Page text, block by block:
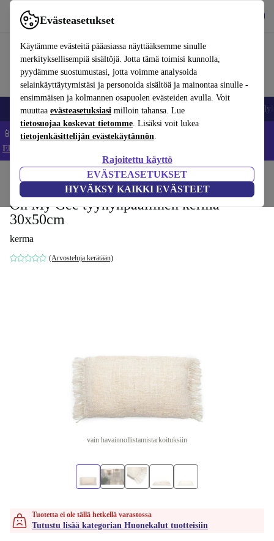
Evästeasetukset
Käytämme evästeitä pääasiassa näyttääksemme sinulle
merkityksellisempiä sisältöjä. Jotta tämä toimisi kunnolla,
pyydämme suostumustasi, jotta voimme analysoida
selainkäyttäytymistäsi ja personoida sisältöä ja mainontaa sinulle -
ensimmäisen ja kolmannen osapuolen evästeiden avulla. Voit
muuttaa evästeasetuksiasi milloin tahansa. Lue
tietosuojaa koskevat tietomme. Lisäksi voit lukea
tietojenkäsittelijän evästekäytännön.
Rajoitettu käyttö
EVÄSTEASETUKSET
HYVÄKSY KAIKKI EVÄSTEET
Käytä refurbed-palvelua nopeasti ja helposti
Matkapuhelimet ja älypuhelimet Kannettavat tietokoneet
📱 Säästä 5 % LISÄÄ iPhoneista – Koodi: IPHONEDEAL –
Ehdot ja säännöt
Huonekalut
Oh My Gee tyynynpäällinen kerma
30x50cm
kerma
(Arvosteluja kerätään)
vain havainnollistamistarkoituksiin
Tuotetta ei ole tällä hetkellä varastossa
Tutustu lisää kategorian Huonekalut tuotteisiin